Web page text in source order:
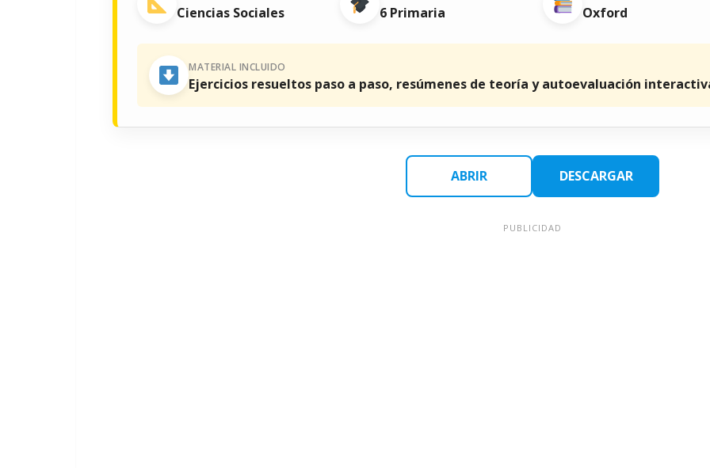
Ciencias Sociales 6 Primaria Oxford
MATERIAL INCLUIDO
Ejercicios resueltos paso a paso, resúmenes de teoría y autoevaluación
ABRIR DESCARGAR